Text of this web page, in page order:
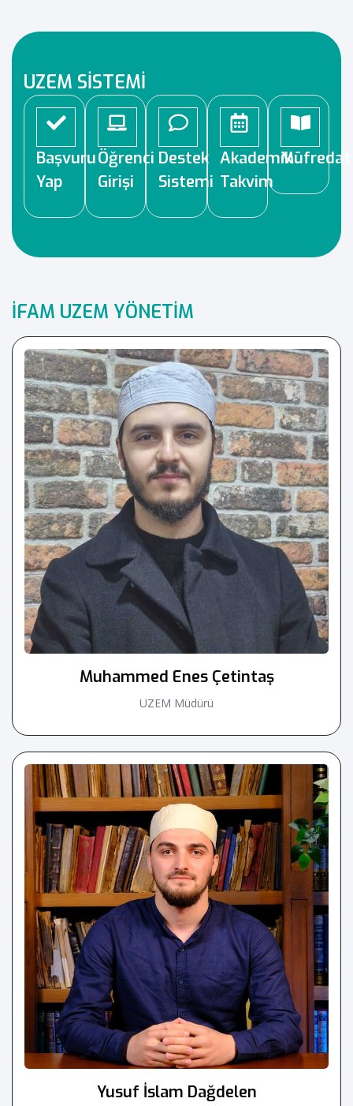
UZEM SİSTEMİ
Başvuru
Yap
Öğrenci
Girişi
Destek
Sistemi
Akademik
Takvim
Müfredat
İFAM UZEM YÖNETİM
Muhammed Enes Çetintaş
UZEM Müdürü
Yusuf İslam Dağdelen